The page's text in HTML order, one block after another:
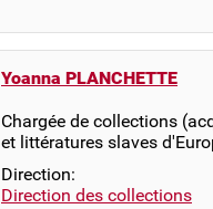
Yoanna PLANCHETTE
Chargée de collections
et littératures slaves
Direction:
Direction des collections